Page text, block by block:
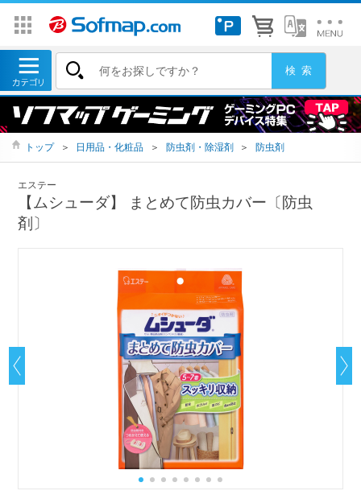
トップ ＞ 日用品・化粧品 ＞ 防虫剤・除湿剤 ＞ 防虫剤
エステー
【ムシューダ】 まとめて防虫カバー〔防虫
剤〕